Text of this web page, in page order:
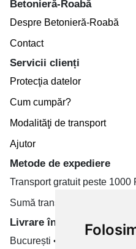
Betonieră-Roabă
Despre Betonieră-Roabă
Contact
Servicii clienți
Protecţia datelor
Cum cumpăr?
Modalităţi de transport
Ajutor
Metode de expediere
Transport gratuit peste 1000
Sumă transport de la 19.99
Livrare în toate țară
București • Cluj-Napoca •